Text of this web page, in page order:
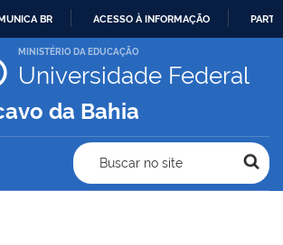
IR
PARA
CONTEÚDO
BR ACESSO À INFORMAÇÃO
MINISTÉRIO DA EDUCAÇÃO
Universidade Federal
da Bahia
Buscar no site